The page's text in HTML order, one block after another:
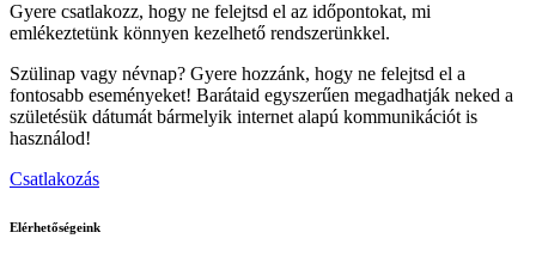
Gyere csatlakozz, hogy ne felejtsd el az időpontokat, mi
emlékeztetünk könnyen kezelhető rendszerünkkel.
Szülinap vagy névnap? Gyere hozzánk, hogy ne felejtsd el a
fontosabb eseményeket! Barátaid egyszerűen megadhatják neked a
születésük dátumát bármelyik internet alapú kommunikációt is
használod!
Csatlakozás
Elérhetőségeink